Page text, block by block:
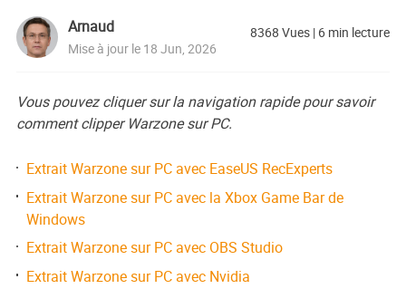
Arnaud
Mise à jour le 18 Jun, 2026
8368 Vues | 6 min lecture
Vous pouvez cliquer sur la navigation rapide pour savoir
comment clipper Warzone sur PC.
Extrait Warzone sur PC avec EaseUS RecExperts
Extrait Warzone sur PC avec la Xbox Game Bar de
Windows
Extrait Warzone sur PC avec OBS Studio
Extrait Warzone sur PC avec Nvidia